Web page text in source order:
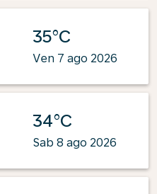
35°C
Ven 7 ago 2026
34°C
Sab 8 ago 2026